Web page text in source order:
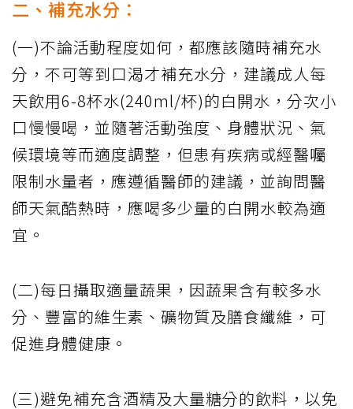
二、補充水分：
(一)不論活動程度如何，都應該隨時補充水
分，不可等到口渴才補充水分，建議成人每
天飲用6-8杯水(240ml/杯)的白開水，分次小
口慢慢喝，並隨著活動強度、身體狀況、氣
候環境等而適度調整，但患有疾病或經醫囑
限制水量者，應遵循醫師的建議，並詢問醫
師天氣酷熱時，應喝多少量的白開水較為適
宜。
(二)每日攝取適量蔬果，因蔬果含有較多水
分、豐富的維生素、礦物質及膳食纖維，可
促進身體健康。
(三)避免補充含酒精及大量糖分的飲料，以免